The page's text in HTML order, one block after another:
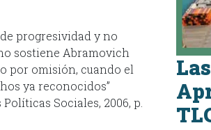
progresividad y no
sostiene Abramovich
por omisión, cuando el
ya reconocidos”
Sociales, 2006, p.